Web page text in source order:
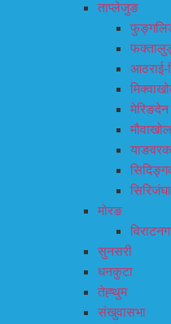
ताप्लेजुङ
आठराई-
मेरिङदेन
याङवरक
सिरिजंघा
मोरङ
सुनसरी
धनकुटा
तेह्थुम
संखुवासभा